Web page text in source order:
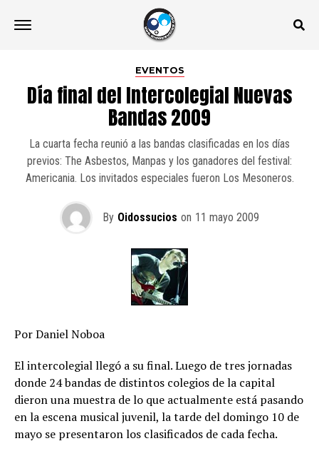
EVENTOS
Día final del Intercolegial Nuevas
Bandas 2009
La cuarta fecha reunió a las bandas clasificadas en los días
previos: The Asbestos, Manpas y los ganadores del festival:
Americania. Los invitados especiales fueron Los Mesoneros.
By Oidossucios on 11 mayo 2009
Por Daniel Noboa
El intercolegial llegó a su final. Luego de tres jornadas
donde 24 bandas de distintos colegios de la capital
dieron una muestra de lo que actualmente está pasando
en la escena musical juvenil, la tarde del domingo 10 de
mayo se presentaron los clasificados de cada fecha.